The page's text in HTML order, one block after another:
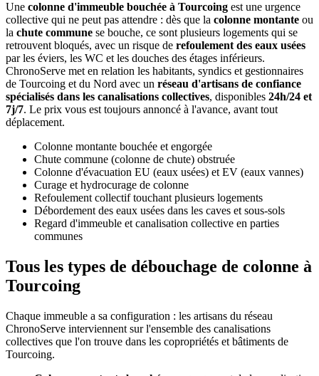
Une colonne d'immeuble bouchée à Tourcoing est une urgence
collective qui ne peut pas attendre : dès que la colonne montante ou
la chute commune se bouche, ce sont plusieurs logements qui se
retrouvent bloqués, avec un risque de refoulement des eaux usées
par les éviers, les WC et les douches des étages inférieurs.
ChronoServe met en relation les habitants, syndics et gestionnaires
de Tourcoing et du Nord avec un réseau d'artisans de confiance
spécialisés dans les canalisations collectives, disponibles 24h/24 et
7j/7. Le prix vous est toujours annoncé à l'avance, avant tout
déplacement.
Colonne montante bouchée et engorgée
Chute commune (colonne de chute) obstruée
Colonne d'évacuation EU (eaux usées) et EV (eaux vannes)
Curage et hydrocurage de colonne
Refoulement collectif touchant plusieurs logements
Débordement des eaux usées dans les caves et sous-sols
Regard d'immeuble et canalisation collective en parties
communes
Tous les types de débouchage de colonne à
Tourcoing
Chaque immeuble a sa configuration : les artisans du réseau
ChronoServe interviennent sur l'ensemble des canalisations
collectives que l'on trouve dans les copropriétés et bâtiments de
Tourcoing.